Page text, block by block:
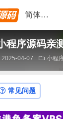
程序源码亲
2025-04-07 小程
常见问题